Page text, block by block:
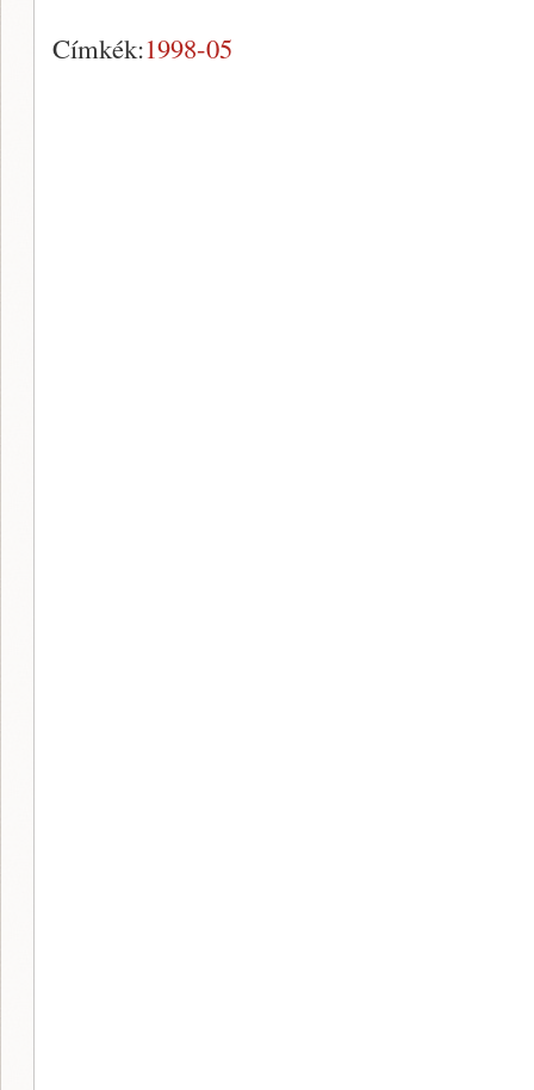
Címkék:1998-05